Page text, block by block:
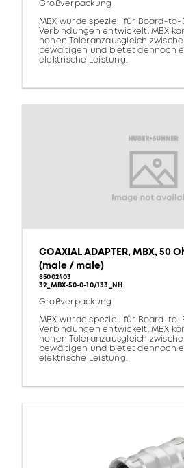
Großverpackung
MBX wurde speziell für Board-
Verbindungen entwickelt. MBX
hohen Toleranzausgleich
bewältigen und bietet dennoch
elektrische Leistung.
COAXIAL ADAPTER, MBX, 50
(male / male)
85002403
32_MBX-50-0-10/133_NH
Großverpackung
MBX wurde speziell für Board-
Verbindungen entwickelt. MBX
hohen Toleranzausgleich
bewältigen und bietet dennoch
elektrische Leistung.